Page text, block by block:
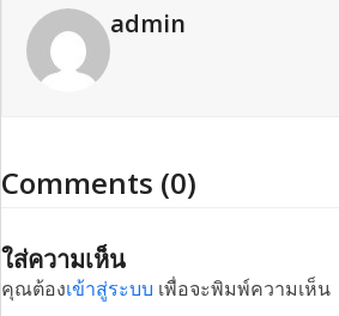
admin
Comments (0)
ใส่ความเห็น
คุณต้องเข้าสู่ระบบ เพื่อจะพิมพ์ความเห็น